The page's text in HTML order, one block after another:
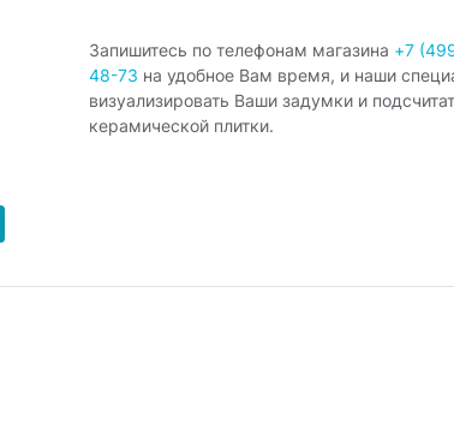
Запишитесь по телефонам магазина +7
48-73 на удобное Вам время, и наши
визуализировать Ваши задумки и
керамической плитки.